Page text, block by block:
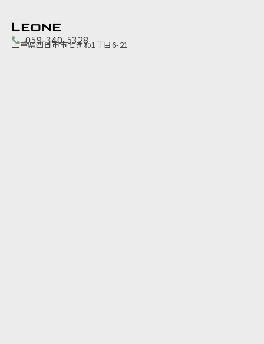
059-340-5328
三重県四日市市ときわ1丁目6-21